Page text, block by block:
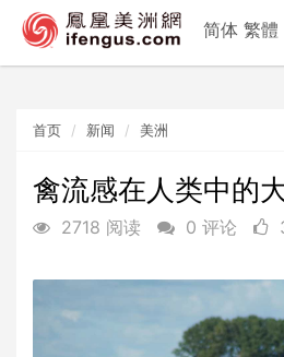
首页 新闻 美洲
禽流感在人类中的
2718 阅读 0 评论
简体 繁體